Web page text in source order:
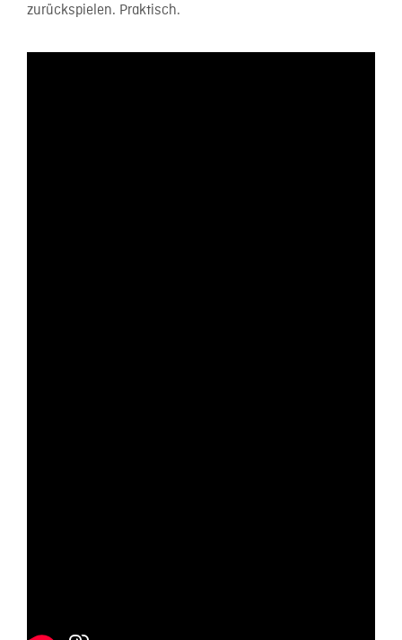
zurückspielen. Praktisch.